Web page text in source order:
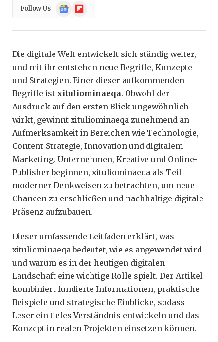
Follow Us
Google
News
Flipboard
Die digitale Welt entwickelt sich ständig weiter,
und mit ihr entstehen neue Begriffe, Konzepte
und Strategien. Einer dieser aufkommenden
Begriffe ist xituliominaeqa. Obwohl der
Ausdruck auf den ersten Blick ungewöhnlich
wirkt, gewinnt xituliominaeqa zunehmend an
Aufmerksamkeit in Bereichen wie Technologie,
Content-Strategie, Innovation und digitalem
Marketing. Unternehmen, Kreative und Online-
Publisher beginnen, xituliominaeqa als Teil
moderner Denkweisen zu betrachten, um neue
Chancen zu erschließen und nachhaltige digitale
Präsenz aufzubauen.
Dieser umfassende Leitfaden erklärt, was
xituliominaeqa bedeutet, wie es angewendet wird
und warum es in der heutigen digitalen
Landschaft eine wichtige Rolle spielt. Der Artikel
kombiniert fundierte Informationen, praktische
Beispiele und strategische Einblicke, sodass
Leser ein tiefes Verständnis entwickeln und das
Konzept in realen Projekten einsetzen können.